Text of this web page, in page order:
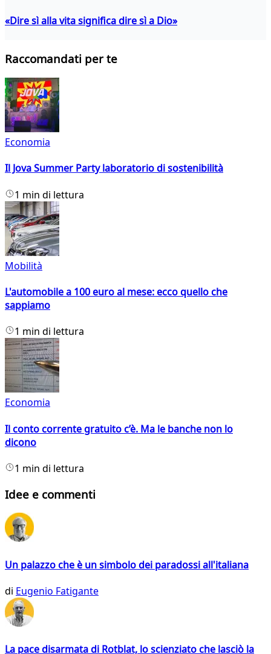
«Dire sì alla vita significa dire sì a Dio»
Raccomandati per te
Economia
Il Jova Summer Party laboratorio di sostenibilità
1 min di lettura
Mobilità
L'automobile a 100 euro al mese: ecco quello che
sappiamo
1 min di lettura
Economia
Il conto corrente gratuito c’è. Ma le banche non lo
dicono
1 min di lettura
Idee e commenti
Un palazzo che è un simbolo dei paradossi all'italiana
di Eugenio Fatigante
La pace disarmata di Rotblat, lo scienziato che lasciò la